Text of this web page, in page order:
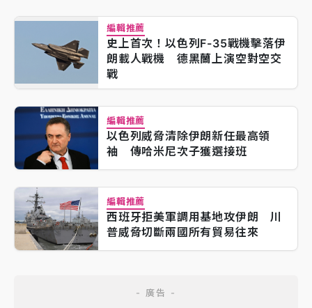
編輯推薦
史上首次！以色列F-35戰機擊落伊
朗載人戰機 德黑蘭上演空對空交
戰
編輯推薦
以色列威脅清除伊朗新任最高領
袖 傳哈米尼次子獲選接班
編輯推薦
西班牙拒美軍調用基地攻伊朗 川
普威脅切斷兩國所有貿易往來